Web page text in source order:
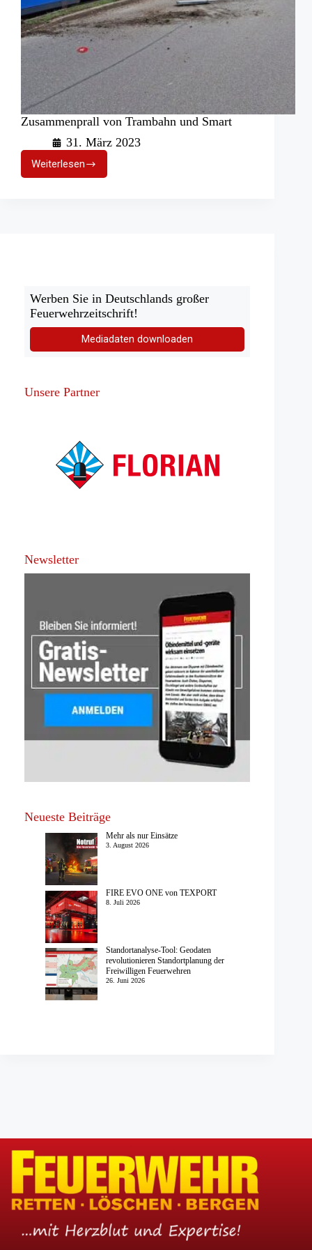
Zusammenprall von Trambahn und Smart
31. März 2023
WeiterlesenZusammenprall
von
Werben Sie in Deutschlands großer
Feuerwehrzeitschrift!
Mediadaten downloaden
Unsere Partner
Newsletter
Neueste Beiträge
Mehr als nur Einsätze
3. August 2026
FIRE EVO ONE von TEXPORT
8. Juli 2026
Standortanalyse-Tool: Geodaten
revolutionieren Standortplanung der
Freiwilligen Feuerwehren
26. Juni 2026